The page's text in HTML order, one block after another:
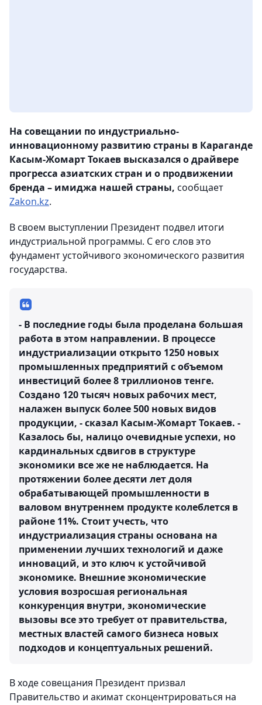
На совещании по индустриально-
инновационному развитию страны в Караганде
Касым-Жомарт Токаев высказался о драйвере
прогресса азиатских стран и о продвижении
бренда – имиджа нашей страны, сообщает
Zakon.kz.
В своем выступлении Президент подвел итоги
индустриальной программы. С его слов это
фундамент устойчивого экономического развития
государства.
- В последние годы была проделана большая
работа в этом направлении. В процессе
индустриализации открыто 1250 новых
промышленных предприятий с объемом
инвестиций более 8 триллионов тенге.
Создано 120 тысяч новых рабочих мест,
налажен выпуск более 500 новых видов
продукции, - сказал Касым-Жомарт Токаев. -
Казалось бы, налицо очевидные успехи, но
кардинальных сдвигов в структуре
экономики все же не наблюдается. На
протяжении более десяти лет доля
обрабатывающей промышленности в
валовом внутреннем продукте колеблется в
районе 11%. Стоит учесть, что
индустриализация страны основана на
применении лучших технологий и даже
инноваций, и это ключ к устойчивой
экономике. Внешние экономические
условия возросшая региональная
конкуренция внутри, экономические
вызовы все это требует от правительства,
местных властей самого бизнеса новых
подходов и концептуальных решений.
В ходе совещания Президент призвал
Правительство и акимат сконцентрироваться на